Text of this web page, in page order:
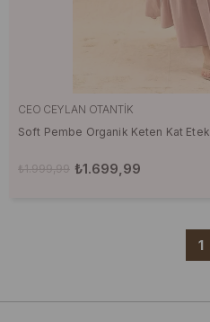
CEO CEYLAN OTANTIK
Soft Pembe Organik Keten Kat Etek
₺1.699,99
₺1.999,99
1